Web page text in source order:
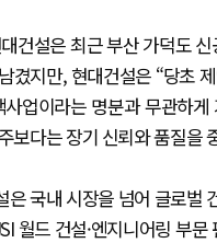
건설은 최근 부산 가덕도
겼지만, 현대건설은 “당초
사업이라는 명분과 무관하
보다는 장기 신뢰와 품질을
은 국내 시장을 넘어 글로벌
월드 건설·엔지니어링 부